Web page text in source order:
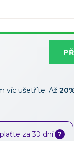
víc ušetříte. Až
za 30 dní. ?